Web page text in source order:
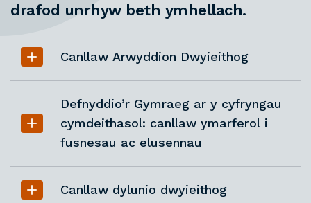
drafod unrhyw beth ymhellach.
Canllaw Arwyddion Dwyieithog
Defnyddio’r Gymraeg ar y cyfryngau
cymdeithasol: canllaw ymarferol i
fusnesau ac elusennau
Canllaw dylunio dwyieithog